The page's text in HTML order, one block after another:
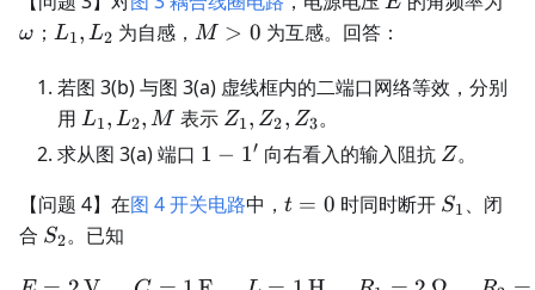
ω ； L_1,L_2
L1, L2 为自感， M>0
M > 0 为互感。回答：
若图 3(b) 与图 3(a) 虚线框内的二端口网络等效，分别
用 L_1,L_2,M
L1, L2, M 表示 Z_1,Z_2,Z_3
Z1, Z2, Z3。
求从图 3(a) 端口 1-
1 − 1′ 向右看入的输入阻抗 Z
Z。
【问题 4】在图 4 开关电路中， t=0
t = 0 时同时断开 S_1
S1 、闭
合 S_2
S2。已知